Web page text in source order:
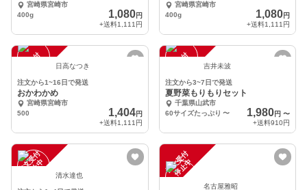
宮崎県宮崎市
400g
1,080円
+送料1,111円
宮崎県宮崎市
400g
1,080円
+送料1,111円
注
文
受
付
停
止 日高なつき
注文から1~16日で発送
おかわかめ
宮崎県宮崎市
500
1,404円
+送料1,111円
注
文
受
付
停
止 吉井未波
注文から3~7日で発送
夏野菜もりもりセット
千葉県山武市
60サイズたっぷり 〜 1,980円 〜
+送料910円
注
文
受
付
停
止
中 清水達也
注
文
受
付
停
止
中
名古屋雅昭